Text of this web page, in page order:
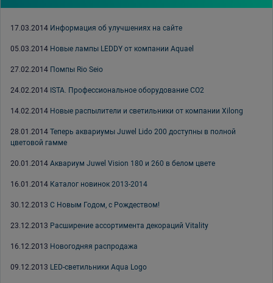
17.03.2014 Информация об улучшениях на сайте
05.03.2014 Новые лампы LEDDY от компании Aquael
27.02.2014 Помпы Rio Seio
24.02.2014 ISTA. Профессиональное оборудование СО2
14.02.2014 Новые распылители и светильники от компании Xilong
28.01.2014 Теперь аквариумы Juwel Lido 200 доступны в полной
цветовой гамме
20.01.2014 Аквариум Juwel Vision 180 и 260 в белом цвете
16.01.2014 Каталог новинок 2013-2014
30.12.2013 С Новым Годом, с Рождеством!
23.12.2013 Расширение ассортимента декораций Vitality
16.12.2013 Новогодняя распродажа
09.12.2013 LED-светильники Aqua Logo